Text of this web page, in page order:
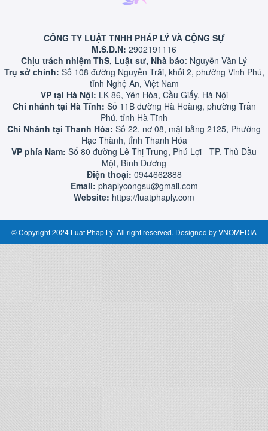
CÔNG TY LUẬT TNHH PHÁP LÝ VÀ CỘNG SỰ
M.S.D.N: 2902191116
Chịu trách nhiệm ThS, Luật sư, Nhà báo: Nguyễn Văn Lý
Trụ sở chính: Số 108 đường Nguyễn Trãi, khối 2, phường Vinh Phú,
tỉnh Nghệ An, Việt Nam
VP tại Hà Nội: LK 86, Yên Hòa, Cầu Giấy, Hà Nội
Chi nhánh tại Hà Tĩnh: Số 11B đường Hà Hoàng, phường Trần
Phú, tỉnh Hà Tĩnh
Chi Nhánh tại Thanh Hóa: Số 22, nơ 08, mặt bằng 2125, Phường
Hạc Thành, tỉnh Thanh Hóa
VP phía Nam: Số 80 đường Lê Thị Trung, Phú Lợi - TP. Thủ Dầu
Một, Bình Dương
Điện thoại: 0944662888
Email: phaplycongsu@gmail.com
Website: https://luatphaply.com
© Copyright 2024 Luật Pháp Lý. All right reserved. Designed byVNOMEDIA